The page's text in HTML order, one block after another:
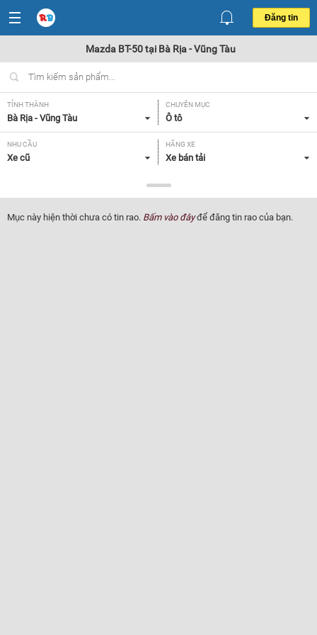
Đăng tin
Mazda BT-50 tại Bà Rịa - Vũng Tàu
TỈNH THÀNH
Bà Rịa - Vũng Tàu
CHUYÊN MỤC
Ô tô
NHU CẦU
Xe cũ
HÃNG XE
Xe bán tải
Mazda BT-50
NĂM SẢN XUẤT
Tất cả
GIÁ XE XUẤT XỨ
Mục này hiện thời chưa có tin rao. Bấm vào đâyđể đăng tin rao của bạn.